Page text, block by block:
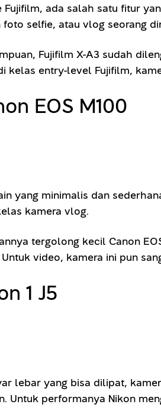
Fujifilm, ada salah satu fitur
foto selfie, atau vlog seorang
Fujifilm X-A3 sudah
kelas entry-level Fujifilm,
EOS M100
yang minimalis dan
kamera vlog.
tergolong kecil Canon
video, kamera ini pun
1 J5
lebar yang bisa dilipat,
Untuk performanya Nikon